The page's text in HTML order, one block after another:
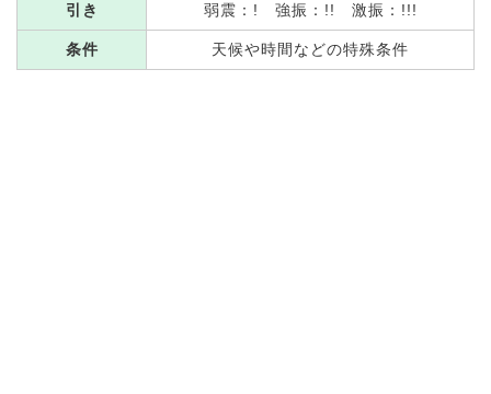
引き 弱震：! 強振：!! 激振：!!!
条件 天候や時間などの特殊条件